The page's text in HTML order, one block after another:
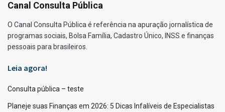
Canal Consulta Pública
O Canal Consulta Pública é referência na apuração jornalística de
programas sociais, Bolsa Família, Cadastro Único, INSS e finanças
pessoais para brasileiros.
Leia agora!
Consulta pública – teste
Planeje suas Finanças em 2026: 5 Dicas Infalíveis de Especialistas